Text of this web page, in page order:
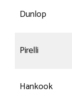
Dunlop
Pirelli
Hankook